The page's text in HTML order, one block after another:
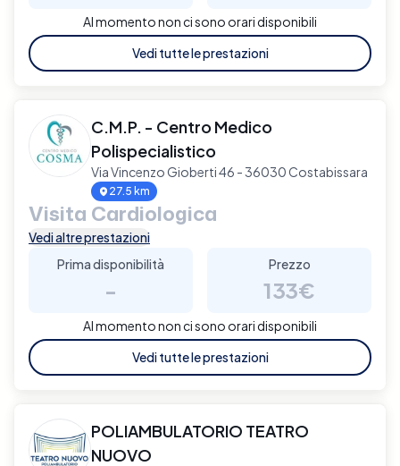
Al momento non ci sono orari disponibili
Vedi tutte le prestazioni
C.M.P. - Centro Medico
Polispecialistico
Via Vincenzo Gioberti 46 - 36030 Costabissara
27.5 km
Visita Cardiologica
Vedi altre prestazioni
Prima disponibilità
-
Prezzo
133€
Al momento non ci sono orari disponibili
Vedi tutte le prestazioni
POLIAMBULATORIO TEATRO
NUOVO